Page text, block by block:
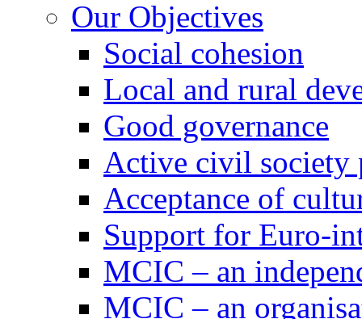
Our Objectives
Social cohesion
Local and rural
Good governance
Active civil society
Acceptance of
Support for Euro-
MCIC – an
MCIC – an